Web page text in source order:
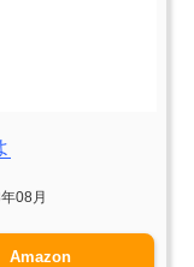
08月
Amazon